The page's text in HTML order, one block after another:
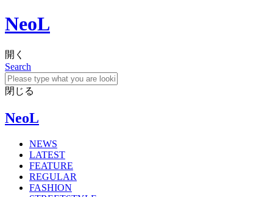
NeoL
開く
Search
閉じる
NeoL
NEWS
LATEST
FEATURE
REGULAR
FASHION